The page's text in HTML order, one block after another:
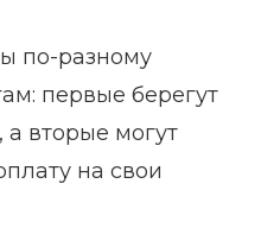
по-разному
первые берегут
вторые могут
на свои